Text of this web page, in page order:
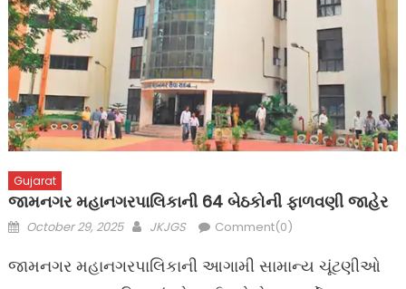
Gujarat
જામનગર મહાનગરપાલિકાની 64 બેઠકોની ફાળવણી જાહેર
Posted
October 29, 2025 Author
JKJGS Comment(0)
જામનગર મહાનગરપાલિકાની આગામી સામાન્ય ચૂંટણીઓ